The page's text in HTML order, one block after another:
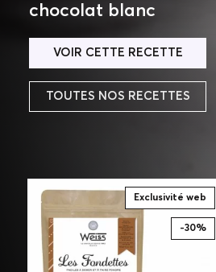
chocolat blanc
VOIR CETTE RECETTE
TOUTES NOS RECETTES
Exclusivité web
-30%